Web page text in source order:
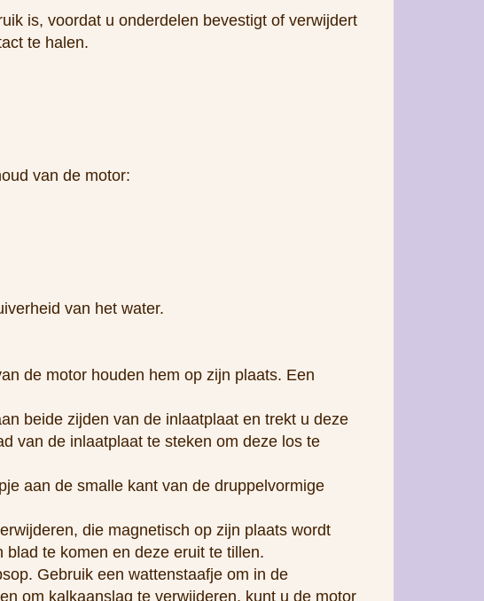
is, voordat u onderdelen bevestigt of verwijdert
te halen.
van de motor:
van het water.
de motor houden hem op zijn plaats. Een
beide zijden van de inlaatplaat en trekt u deze
van de inlaatplaat te steken om deze los te
aan de smalle kant van de druppelvormige
die magnetisch op zijn plaats wordt
te komen en deze eruit te tillen.
Gebruik een wattenstaafje om in de
om kalkaanslag te verwijderen, kunt u de motor